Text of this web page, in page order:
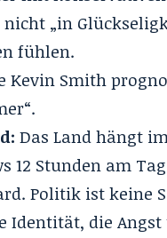
„in
fühlen.
Kevin Smith
Das Land hängt
12 Stunden am
Politik ist keine
Identität, die